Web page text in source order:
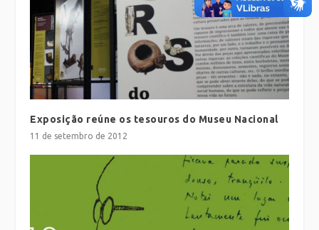
Exposição reúne os tesouros do Museu Nacional
11 de setembro de 2012